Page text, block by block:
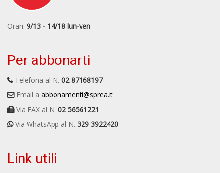
Orari: 9/13 - 14/18 lun-ven
Per abbonarti
Telefona al N. 02 87168197
Email a abbonamenti@sprea.it
Via FAX al N. 02 56561221
Via WhatsApp al N. 329 3922420
Link utili